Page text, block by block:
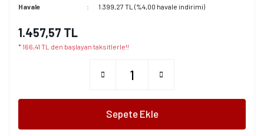
Havale
1.399,27 TL (%4,00 havale indirimi)
1.457,57 TL
* 166,41 TL den başlayan taksitlerle!!
Sepete Ekle